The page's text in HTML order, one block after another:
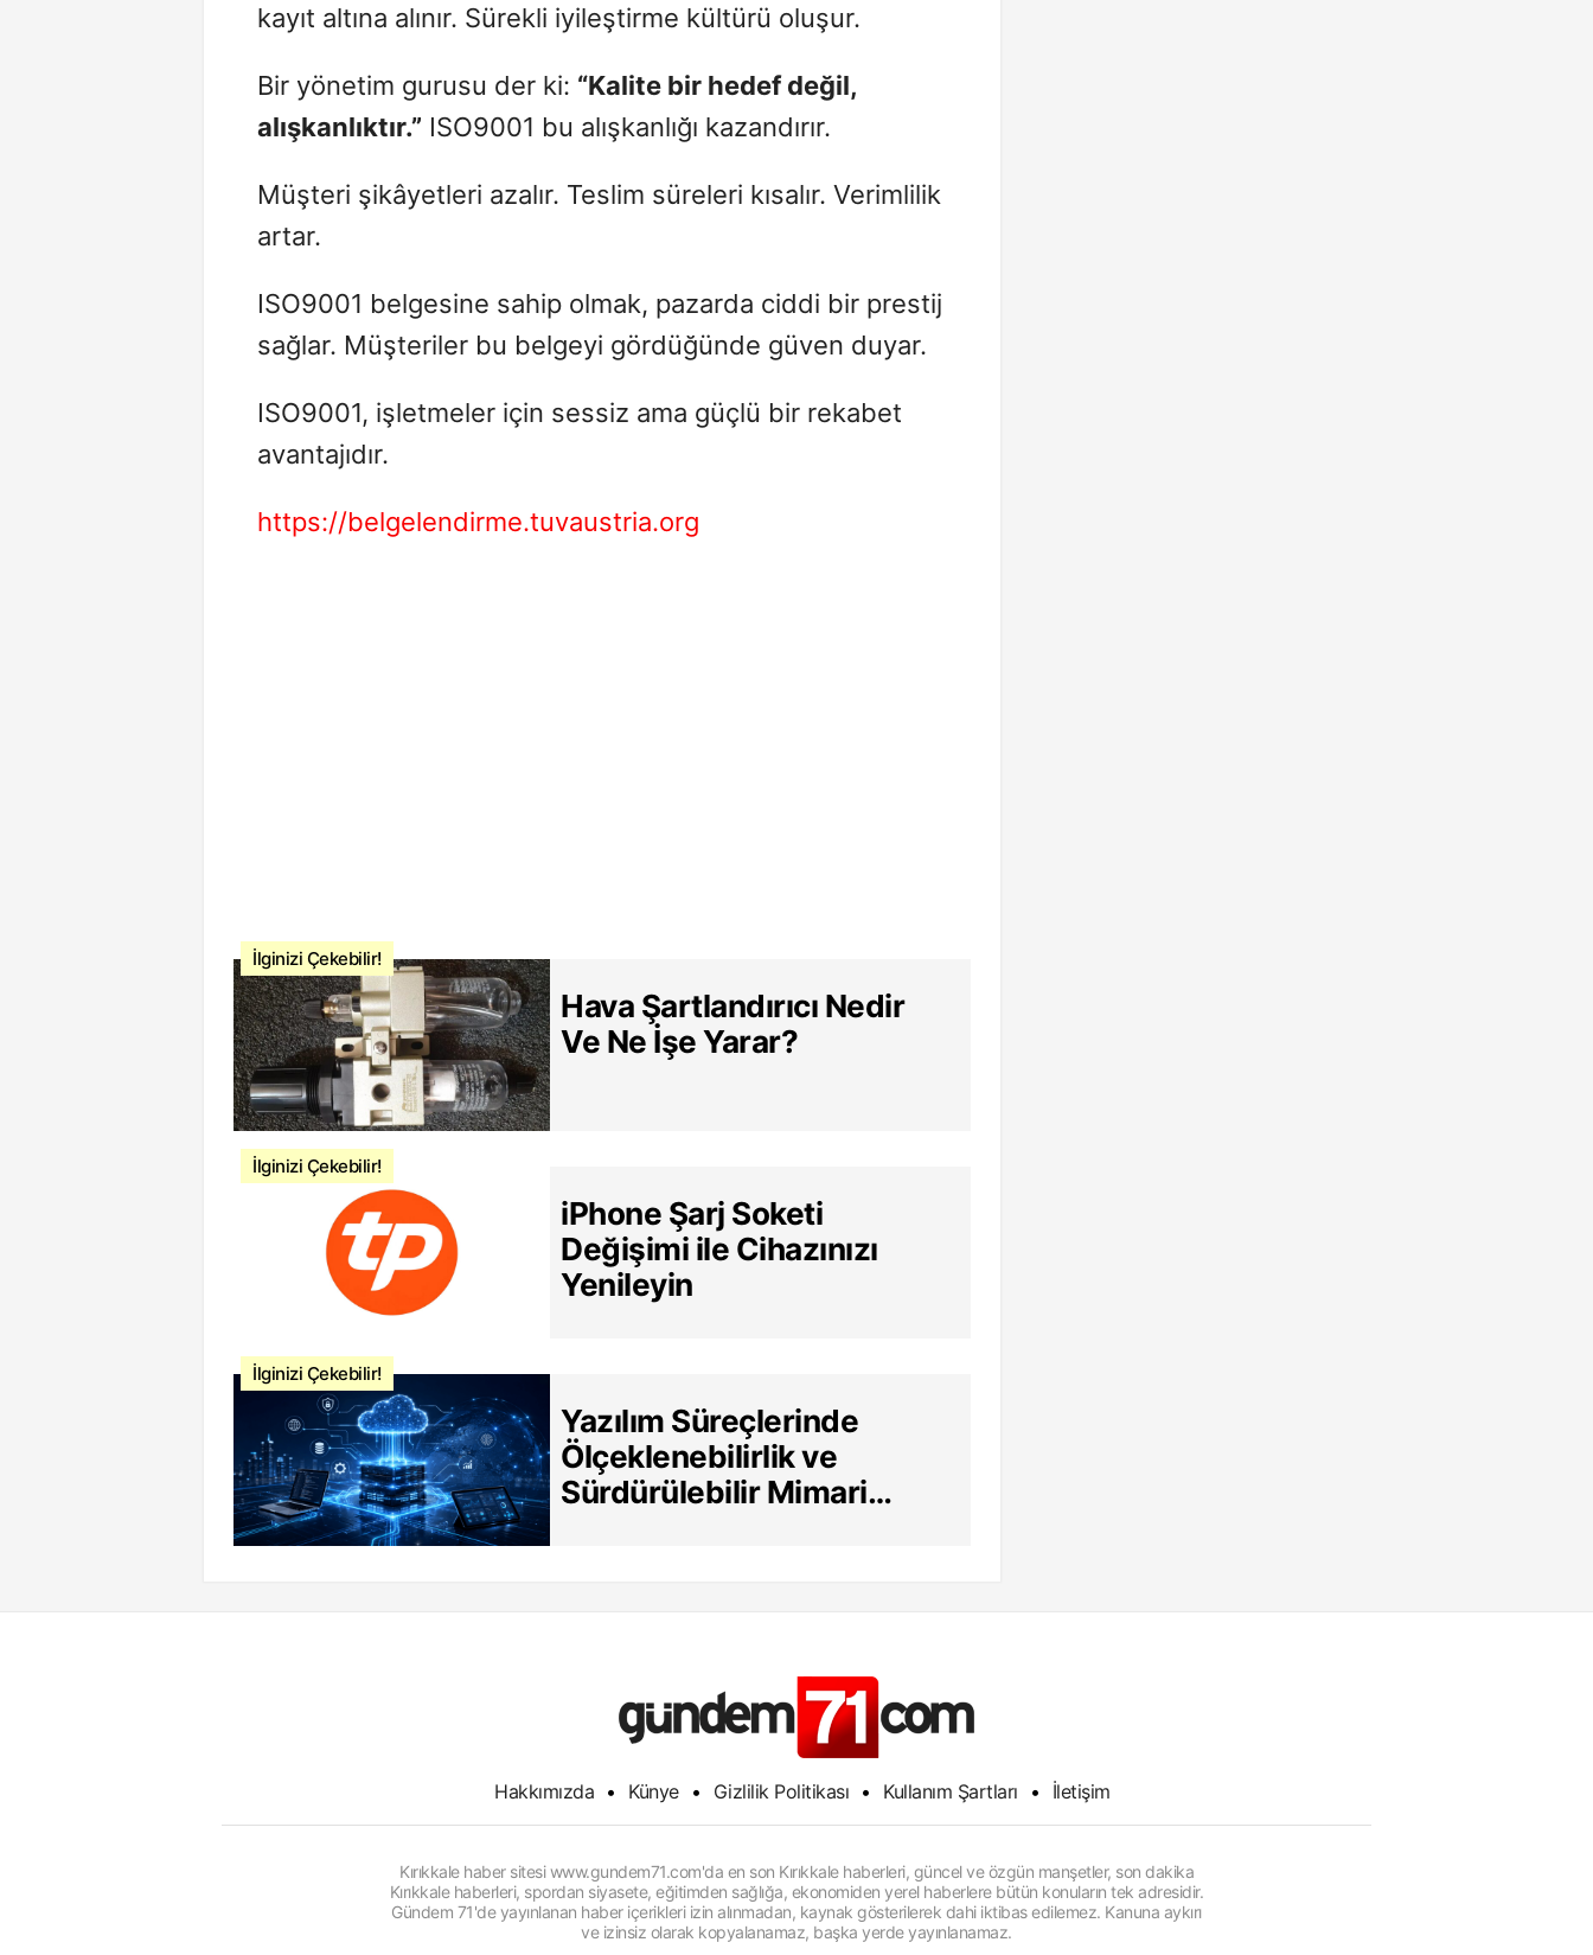
kayıt altına alınır. Sürekli iyileştirme kültürü oluşur.
Bir yönetim gurusu der ki: “Kalite bir hedef değil,
alışkanlıktır.” ISO9001 bu alışkanlığı kazandırır.
Müşteri şikâyetleri azalır. Teslim süreleri kısalır. Verimlilik
artar.
ISO9001 belgesine sahip olmak, pazarda ciddi bir prestij
sağlar. Müşteriler bu belgeyi gördüğünde güven duyar.
ISO9001, işletmeler için sessiz ama güçlü bir rekabet
avantajıdır.
https://belgelendirme.tuvaustria.org
İlginizi Çekebilir!
Hava Şartlandırıcı Nedir
Ve Ne İşe Yarar?
İlginizi Çekebilir!
iPhone Şarj Soketi
Değişimi ile Cihazınızı
Yenileyin
İlginizi Çekebilir!
Yazılım Süreçlerinde
Ölçeklenebilirlik ve
Sürdürülebilir Mimari
Hakkımızda • Künye • Gizlilik Politikası • Kullanım Şartları • İletişim
Kırıkkale haber sitesi www.gundem71.com'da en son Kırıkkale haberleri, güncel ve özgün manşetler, son dakika
Kırıkkale haberleri, spordan siyasete, eğitimden sağlığa, ekonomiden yerel haberlere bütün konuların tek adresidir.
Gündem 71'de yayınlanan haber içerikleri izin alınmadan, kaynak gösterilerek dahi iktibas edilemez. Kanuna aykırı
ve izinsiz olarak kopyalanamaz, başka yerde yayınlanamaz.